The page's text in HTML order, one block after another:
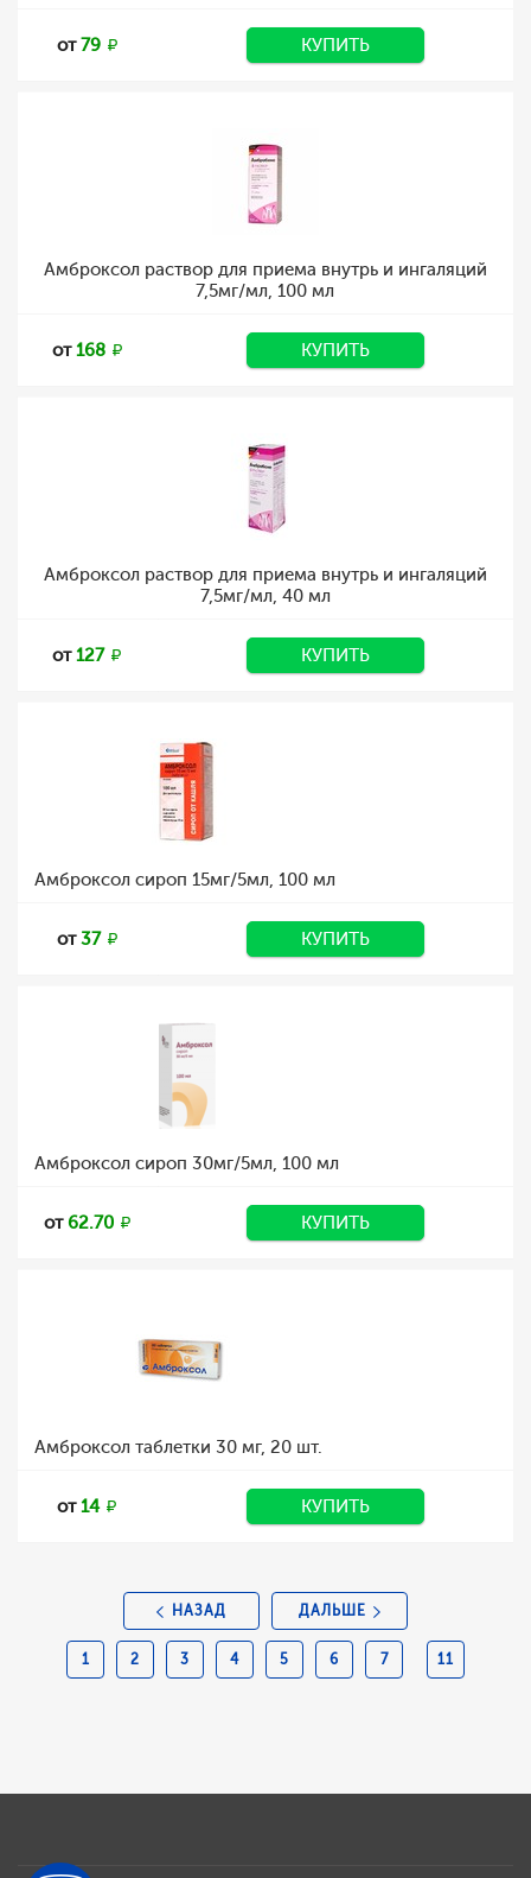
от79 КУПИТЬ
Амброксол раствор для приема внутрь и ингаляций
7,5мг/мл, 100 мл
от168 КУПИТЬ
Амброксол раствор для приема внутрь и ингаляций
7,5мг/мл, 40 мл
от127 КУПИТЬ
Амброксол сироп 15мг/5мл, 100 мл
от37 КУПИТЬ
Амброксол сироп 30мг/5мл, 100 мл
от62.70 КУПИТЬ
Амброксол таблетки 30 мг, 20 шт.
от14 КУПИТЬ
НАЗАД
1 2 3 4 5 6 7 11
ДАЛЬШЕ